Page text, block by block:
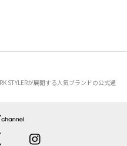
STYLERが展開する人気ブランドの公式通